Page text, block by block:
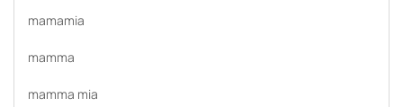
mamamia
mamma
mamma mia